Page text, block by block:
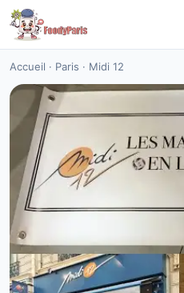
Accueil · Paris · Midi 12